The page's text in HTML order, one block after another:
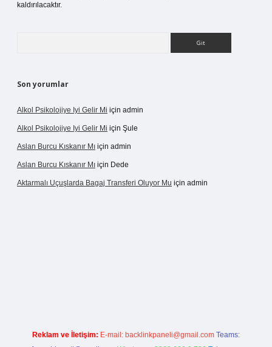
kaldırılacaktır.
Son yorumlar
Alkol Psikolojiye Iyi Gelir Mi için admin
Alkol Psikolojiye Iyi Gelir Mi için Şule
Aslan Burcu Kıskanır Mı için admin
Aslan Burcu Kıskanır Mı için Dede
Aktarmalı Uçuşlarda Bagaj Transferi Oluyor Mu için admin
Reklam ve İletişim: E-mail: backlinkpaneli@gmail.com Teams: